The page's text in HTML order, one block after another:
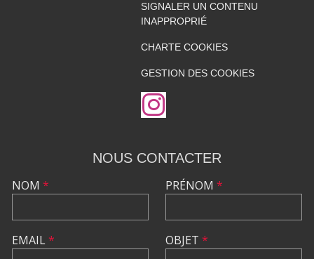
SIGNALER UN CONTENU
INAPPROPRIÉ
CHARTE COOKIES
GESTION DES COOKIES
NOUS CONTACTER
NOM *
EMAIL*
PRÉNOM *
OBJET *